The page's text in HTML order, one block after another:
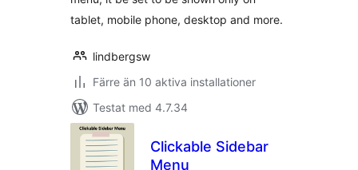
tablet, mobile phone, desktop and more.
lindbergsw
Färre än 10 aktiva installationer
Testat med 4.7.34
Clickable Sidebar
Menu